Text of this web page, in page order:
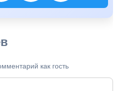
как гость